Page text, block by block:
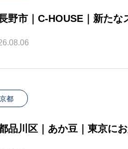
野市｜C-HOUSE｜新たな
都
品川区｜あか豆｜東京に